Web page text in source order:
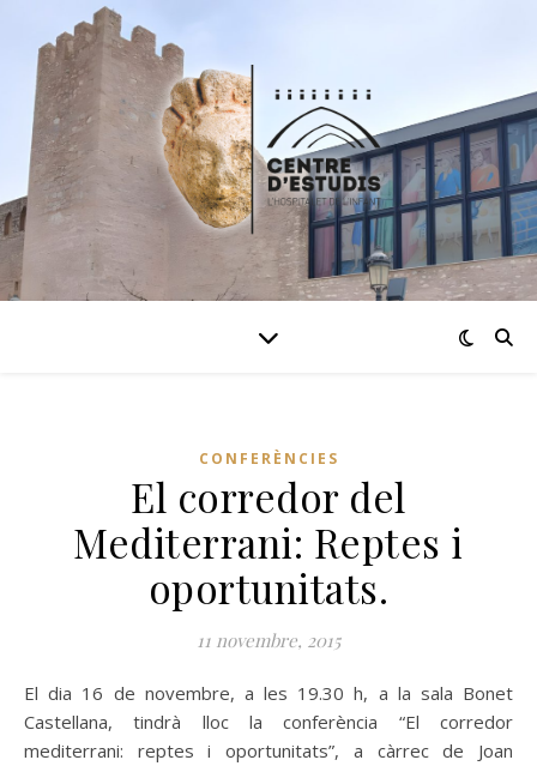
CONFERÈNCIES
El corredor del
Mediterrani: Reptes i
oportunitats.
11 novembre, 2015
El dia 16 de novembre, a les 19.30 h, a la sala Bonet
Castellana, tindrà lloc la conferència “El corredor
mediterrani: reptes i oportunitats”, a càrrec de Joan